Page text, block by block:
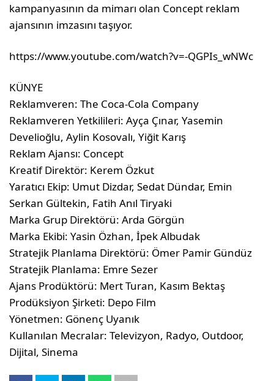
kampanyasının da mimarı olan Concept reklam
ajansının imzasını taşıyor.
https://www.youtube.com/watch?v=-QGPIs_wNWc
KÜNYE
Reklamveren: The Coca-Cola Company
Reklamveren Yetkilileri: Ayça Çınar, Yasemin
Develioğlu, Aylin Kosovalı, Yiğit Karış
Reklam Ajansı: Concept
Kreatif Direktör: Kerem Özkut
Yaratıcı Ekip: Umut Dizdar, Sedat Dündar, Emin
Serkan Gültekin, Fatih Anıl Tiryaki
Marka Grup Direktörü: Arda Görgün
Marka Ekibi: Yasin Özhan, İpek Albudak
Stratejik Planlama Direktörü: Ömer Pamir Gündüz
Stratejik Planlama: Emre Sezer
Ajans Prodüktörü: Mert Turan, Kasım Bektaş
Prodüksiyon Şirketi: Depo Film
Yönetmen: Gönenç Uyanık
Kullanılan Mecralar: Televizyon, Radyo, Outdoor,
Dijital, Sinema